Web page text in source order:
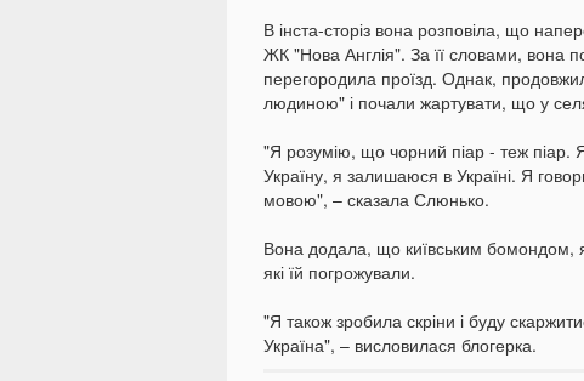
В інста-сторіз вона розповіла, що
ЖК "Нова Англія". За її словами, вона
перегородила проїзд. Однак,
людиною" і почали жартувати, що у
"Я розумію, що чорний піар - теж піар.
Україну, я залишаюся в Україні. Я
мовою", – сказала Слюнько.
Вона додала, що київським бомондом,
які їй погрожували.
"Я також зробила скріни і буду
Україна", – висловилася блогерка.